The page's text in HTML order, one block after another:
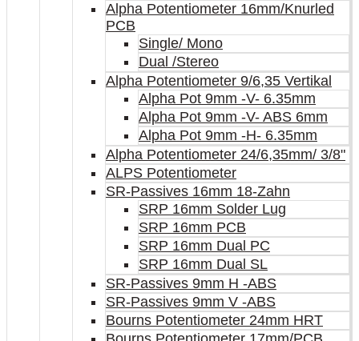
Alpha Potentiometer 16mm/Knurled
PCB
Single/ Mono
Dual /Stereo
Alpha Potentiometer 9/6,35 Vertikal
Alpha Pot 9mm -V- 6.35mm
Alpha Pot 9mm -V- ABS 6mm
Alpha Pot 9mm -H- 6.35mm
Alpha Potentiometer 24/6,35mm/ 3/8"
ALPS Potentiometer
SR-Passives 16mm 18-Zahn
SRP 16mm Solder Lug
SRP 16mm PCB
SRP 16mm Dual PC
SRP 16mm Dual SL
SR-Passives 9mm H -ABS
SR-Passives 9mm V -ABS
Bourns Potentiometer 24mm HRT